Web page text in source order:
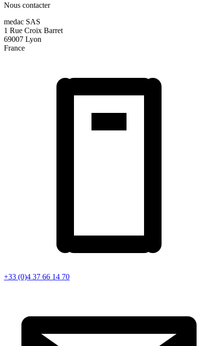
Nous contacter
medac SAS
1 Rue Croix Barret
69007 Lyon
France
+33 (0)4 37 66 14 70